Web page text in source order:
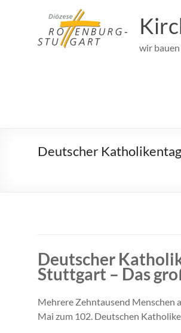
wir
Deutscher
Deutscher
Stuttgart – Das
Mehrere Zehntausend Menschen
Mai zum 102. Deutschen